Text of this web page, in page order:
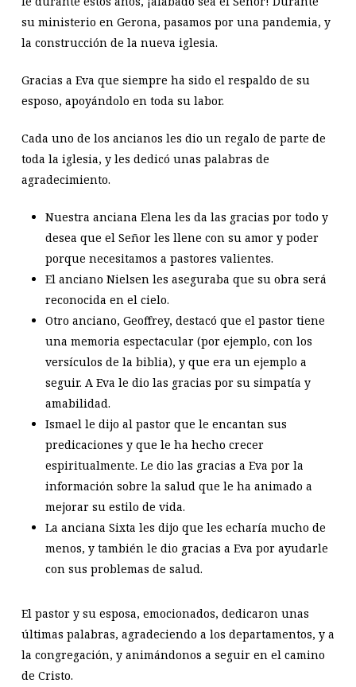
su ministerio en Gerona, pasamos por una pandemia, y
la construcción de la nueva iglesia.
Gracias a Eva que siempre ha sido el respaldo de su
esposo, apoyándolo en toda su labor.
Cada uno de los ancianos les dio un regalo de parte de
toda la iglesia, y les dedicó unas palabras de
agradecimiento.
Nuestra anciana Elena les da las gracias por todo y
desea que el Señor les llene con su amor y poder
porque necesitamos a pastores valientes.
El anciano Nielsen les aseguraba que su obra será
reconocida en el cielo.
Otro anciano, Geoffrey, destacó que el pastor tiene
una memoria espectacular (por ejemplo, con los
versículos de la biblia), y que era un ejemplo a
seguir. A Eva le dio las gracias por su simpatía y
amabilidad.
Ismael le dijo al pastor que le encantan sus
predicaciones y que le ha hecho crecer
espiritualmente. Le dio las gracias a Eva por la
información sobre la salud que le ha animado a
mejorar su estilo de vida.
La anciana Sixta les dijo que les echaría mucho de
menos, y también le dio gracias a Eva por ayudarle
con sus problemas de salud.
El pastor y su esposa, emocionados, dedicaron unas
últimas palabras, agradeciendo a los departamentos, y a
la congregación, y animándonos a seguir en el camino
de Cristo.